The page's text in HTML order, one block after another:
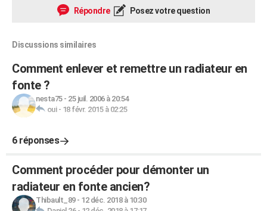
Répondre Posez votre question
Discussions similaires
Comment enlever et remettre un radiateur en
fonte ?
nesta75- 25 juil. 2006 à 20:54
oui- 18 févr. 2015 à 02:25
6 réponses
Comment procéder pour démonter un
radiateur en fonte ancien?
Thibault_89- 12 déc. 2018 à 10:30